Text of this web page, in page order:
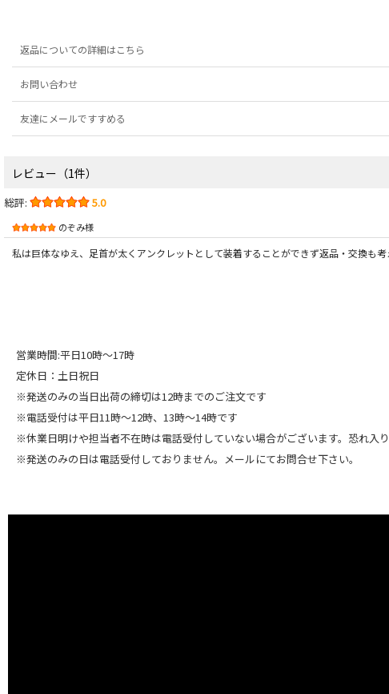
返品についての詳細はこちら
お問い合わせ
友達にメールですすめる
レビュー（1件）
総評: 5.0
のぞみ様
私は巨体なゆえ、足首が太くアンクレットとして装着することができず返品・交換も
営業時間:平日10時～17時
定休日：土日祝日
※発送のみの当日出荷の締切は12時までのご注文です
※電話受付は平日11時～12時、13時～14時です
※休業日明けや担当者不在時は電話受付していない場合がございます。恐れ入
※発送のみの日は電話受付しておりません。メールにてお問合せ下さい。